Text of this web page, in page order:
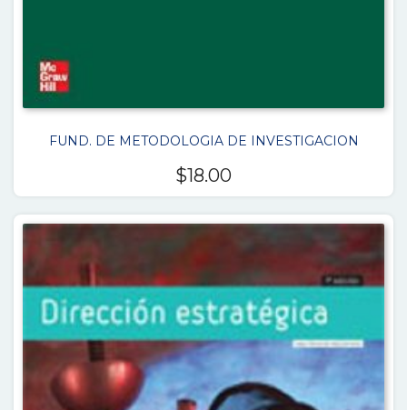
FUND. DE METODOLOGIA DE INVESTIGACION
$18.00